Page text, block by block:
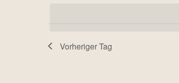
2026
Navigation
Vorheriger Tag